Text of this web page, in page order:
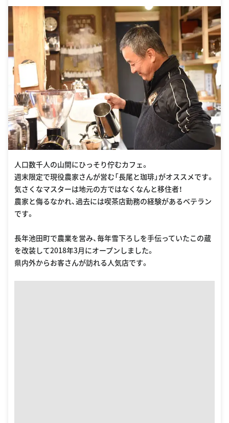
人口数千人の山間にひっそり佇むカフェ。
週末限定で現役農家さんが営む「長尾と珈琲」がオススメです。
気さくなマスターは地元の方ではなくなんと移住者！
農家と侮るなかれ、過去には喫茶店勤務の経験があるベテラン
です。
長年池田町で農業を営み、毎年雪下ろしを手伝っていたこの蔵
を改装して2018年3月にオープンしました。
県内外からお客さんが訪れる人気店です。